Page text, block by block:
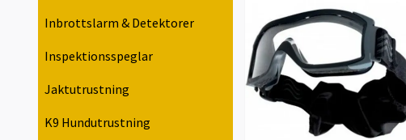
Inbrottslarm & Detektorer
Inspektionsspeglar
Jaktutrustning
K9 Hundutrustning